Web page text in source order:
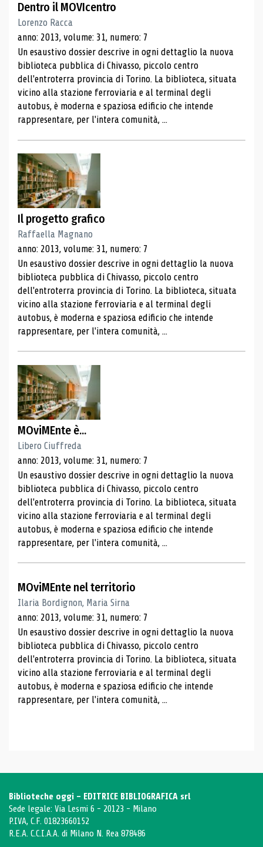
Dentro il MOVIcentro
Lorenzo Racca
anno: 2013, volume: 31, numero: 7
Un esaustivo dossier descrive in ogni dettaglio la nuova
biblioteca pubblica di Chivasso, piccolo centro
dell'entroterra provincia di Torino. La biblioteca, situata
vicino alla stazione ferroviaria e al terminal degli
autobus, è moderna e spaziosa edificio che intende
rappresentare, per l'intera comunità, ...
Il progetto grafico
Raffaella Magnano
anno: 2013, volume: 31, numero: 7
Un esaustivo dossier descrive in ogni dettaglio la nuova
biblioteca pubblica di Chivasso, piccolo centro
dell'entroterra provincia di Torino. La biblioteca, situata
vicino alla stazione ferroviaria e al terminal degli
autobus, è moderna e spaziosa edificio che intende
rappresentare, per l'intera comunità, ...
MOviMEnte è...
Libero Ciuffreda
anno: 2013, volume: 31, numero: 7
Un esaustivo dossier descrive in ogni dettaglio la nuova
biblioteca pubblica di Chivasso, piccolo centro
dell'entroterra provincia di Torino. La biblioteca, situata
vicino alla stazione ferroviaria e al terminal degli
autobus, è moderna e spaziosa edificio che intende
rappresentare, per l'intera comunità, ...
MOviMEnte nel territorio
Ilaria Bordignon, Maria Sirna
anno: 2013, volume: 31, numero: 7
Un esaustivo dossier descrive in ogni dettaglio la nuova
biblioteca pubblica di Chivasso, piccolo centro
dell'entroterra provincia di Torino. La biblioteca, situata
vicino alla stazione ferroviaria e al terminal degli
autobus, è moderna e spaziosa edificio che intende
rappresentare, per l'intera comunità, ...
Biblioteche oggi - EDITRICE BIBLIOGRAFICA srl
Sede legale: Via Lesmi 6 - 20123 - Milano
P.IVA, C.F. 01823660152
R.E.A. C.C.I.A.A. di Milano N. Rea 878486